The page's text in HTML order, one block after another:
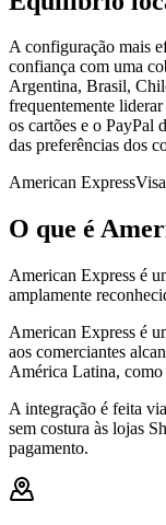
A configuração mais
confiança com uma
Argentina, Brasil,
frequentemente
os cartões e o PayPal
das preferências dos
American ExpressVisa
O que é
American Express é
amplamente
American Express é
aos comerciantes
América Latina,
A integração é feita
sem costura às lojas
pagamento.